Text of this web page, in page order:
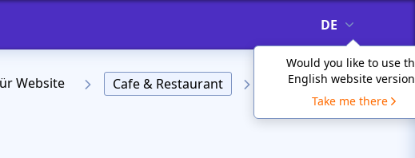
DE
Would you like to use
English website
Take me there
Website
Cafe & Restaurant